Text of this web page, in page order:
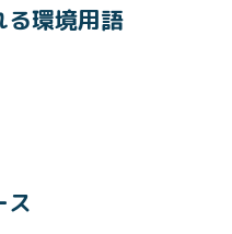
る環境用語
ス